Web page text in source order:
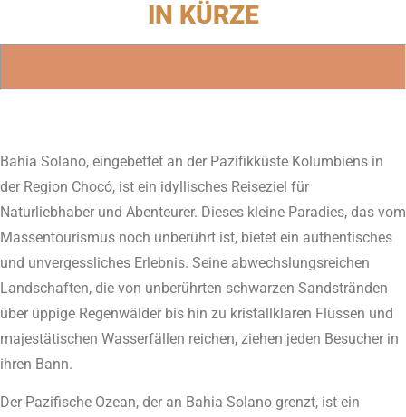
IN KÜRZE
Bahia Solano, eingebettet an der Pazifikküste Kolumbiens in
der Region Chocó, ist ein idyllisches Reiseziel für
Naturliebhaber und Abenteurer. Dieses kleine Paradies, das vom
Massentourismus noch unberührt ist, bietet ein authentisches
und unvergessliches Erlebnis. Seine abwechslungsreichen
Landschaften, die von unberührten schwarzen Sandstränden
über üppige Regenwälder bis hin zu kristallklaren Flüssen und
majestätischen Wasserfällen reichen, ziehen jeden Besucher in
ihren Bann.
Der Pazifische Ozean, der an Bahia Solano grenzt, ist ein